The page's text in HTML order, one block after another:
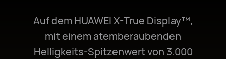
Auf dem HUAWEI X-True Display™,
mit einem atemberaubenden
Helligkeits-Spitzenwert von 3.000